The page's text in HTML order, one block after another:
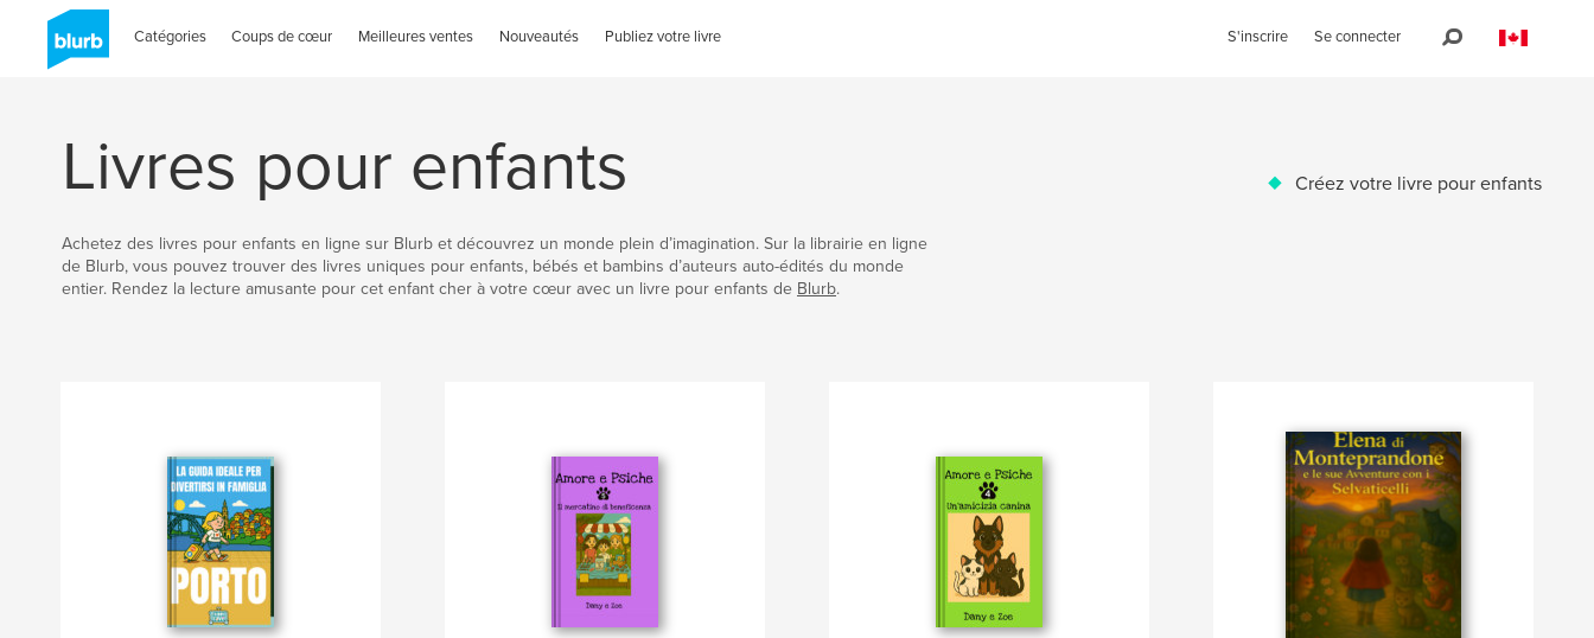
Catégories Coups de cœur Meilleures ventes Nouveautés Publiez votre livre S'inscrire Se connecter
Livres pour enfants Créez votre livre pour enfants
Achetez des livres pour enfants en ligne sur Blurb et découvrez un monde plein d’imagination. Sur la librairie en ligne
de Blurb, vous pouvez trouver des livres uniques pour enfants, bébés et bambins d’auteurs auto-édités du monde
entier. Rendez la lecture amusante pour cet enfant cher à votre cœur avec un livre pour enfants de Blurb.